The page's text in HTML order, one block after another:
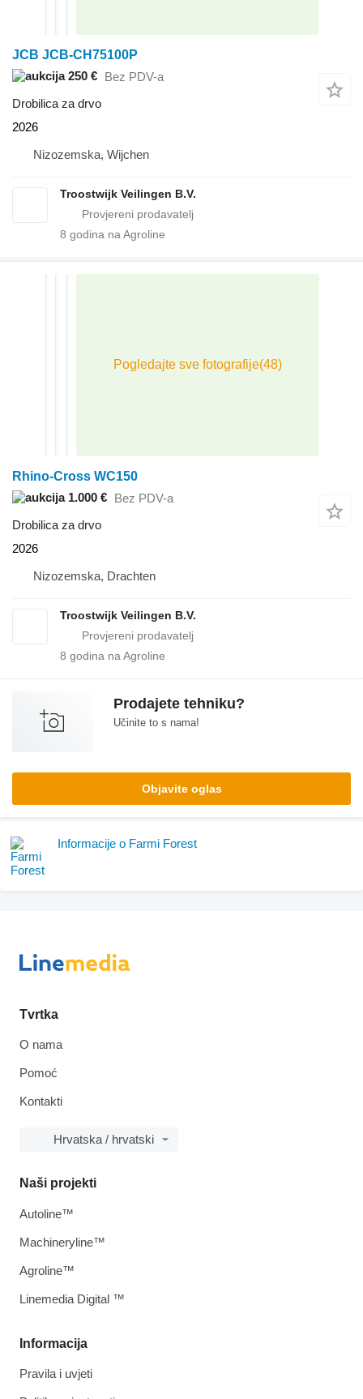
JCB JCB-CH75100P
250 € Bez PDV-a
Drobilica za drvo
2026
Nizozemska, Wijchen
Troostwijk Veilingen B.V.
8 godina na Agroline
Rhino-Cross WC150
1.000 € Bez PDV-a
Drobilica za drvo
2026
Nizozemska, Drachten
Troostwijk Veilingen B.V.
8 godina na Agroline
Prodajete tehniku?
Učinite to s nama!
Objavite oglas
Informacije o Farmi Forest
Tvrtka
O nama
Pomoć
Kontakti
Hrvatska / hrvatski
Informacija
Pravila i uvjeti
Naši projekti
Autoline™
Machineryline™
Agroline™
Linemedia Digital ™